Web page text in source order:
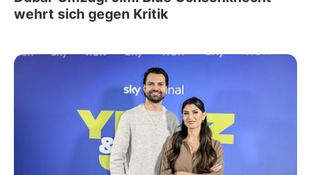
wehrt sich gegen Kritik